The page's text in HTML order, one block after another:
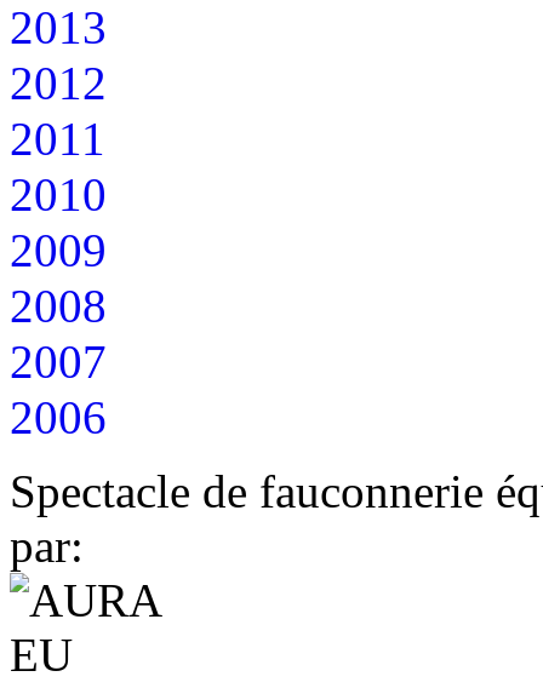
2013
2012
2011
2010
2009
2008
2007
2006
Spectacle de fauconnerie
par: